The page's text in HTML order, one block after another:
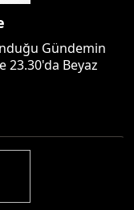
Gündemin
23.30'da Beyaz